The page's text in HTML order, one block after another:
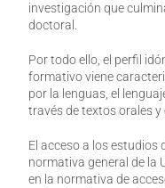
investigación que
doctoral.
Por todo ello, el perfil
formativo viene
por la lenguas, el
través de textos orales
El acceso a los estudios
normativa general de la
en la normativa de